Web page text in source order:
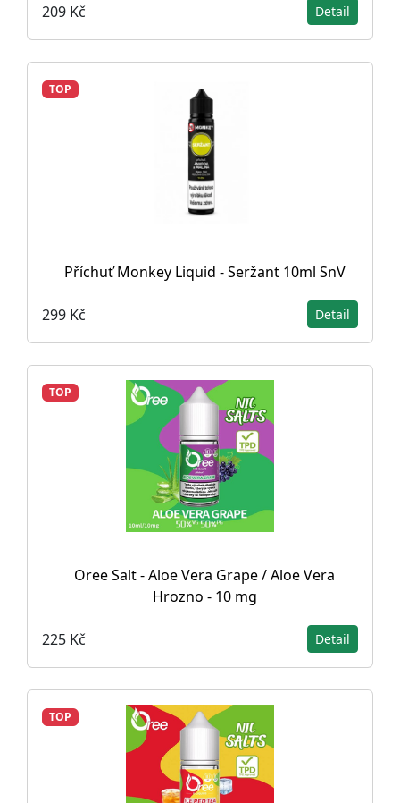
209 Kč Detail
TOP
Příchuť Monkey Liquid - Seržant 10ml SnV
299 Kč Detail
TOP
Oree Salt - Aloe Vera Grape / Aloe Vera
Hrozno - 10 mg
225 Kč Detail
TOP